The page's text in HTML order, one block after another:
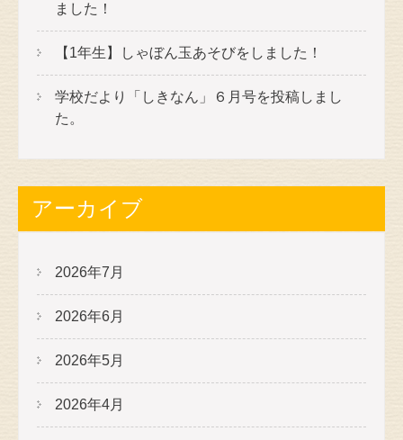
ました！
【1年生】しゃぼん玉あそびをしました！
学校だより「しきなん」６月号を投稿しまし
た。
アーカイブ
2026年7月
2026年6月
2026年5月
2026年4月